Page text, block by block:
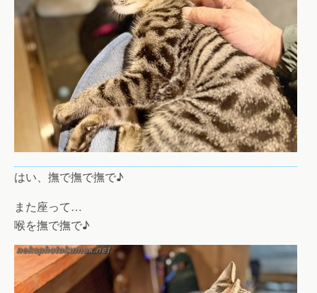
はい、撫で撫で撫で♪
また座って…
喉を撫で撫で♪